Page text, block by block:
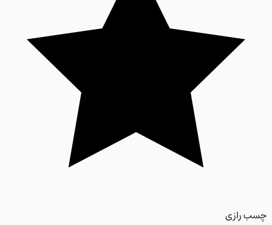
رازی